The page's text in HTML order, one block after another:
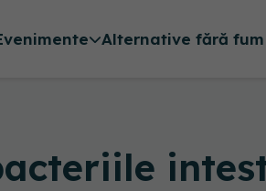
Alternative fără fum